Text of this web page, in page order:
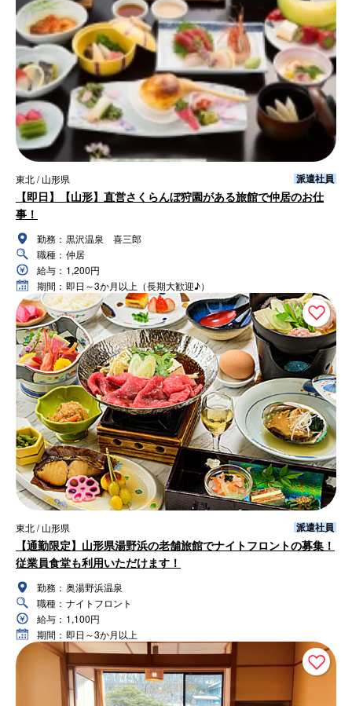
東北 / 山形県 派遣社員
【即日】【山形】直営さくらんぼ狩園がある旅館で仲居のお仕
事！
勤務： 黒沢温泉 喜三郎
職種： 仲居
給与： 1,200円
期間： 即日～3か月以上（長期大歓迎♪）
東北 / 山形県 派遣社員
【通勤限定】山形県湯野浜の老舗旅館でナイトフロントの募集！
従業員食堂も利用いただけます！
勤務： 奥湯野浜温泉
職種： ナイトフロント
給与： 1,100円
期間： 即日～3か月以上